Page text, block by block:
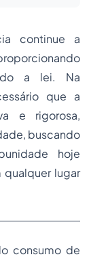
continue a
a lei. Na
que a
e rigorosa,
buscando
hoje
qualquer lugar
consumo de